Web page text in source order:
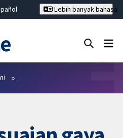
中文
Lebih banyak bahasa